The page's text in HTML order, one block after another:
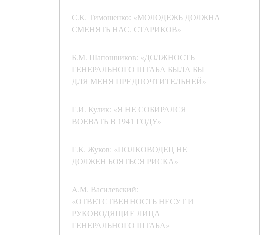
С.К. Тимошенко: «МОЛОДЕЖЬ ДОЛЖНА
СМЕНЯТЬ НАС, СТАРИКОВ»
Б.М. Шапошников: «ДОЛЖНОСТЬ
ГЕНЕРАЛЬНОГО ШТАБА БЫЛА БЫ
ДЛЯ МЕНЯ ПРЕДПОЧТИТЕЛЬНЕЙ»
Г.И. Кулик: «Я НЕ СОБИРАЛСЯ
ВОЕВАТЬ В 1941 ГОДУ»
Г.К. Жуков: «ПОЛКОВОДЕЦ НЕ
ДОЛЖЕН БОЯТЬСЯ РИСКА»
A.M. Василевский:
«ОТВЕТСТВЕННОСТЬ НЕСУТ И
РУКОВОДЯЩИЕ ЛИЦА
ГЕНЕРАЛЬНОГО ШТАБА»